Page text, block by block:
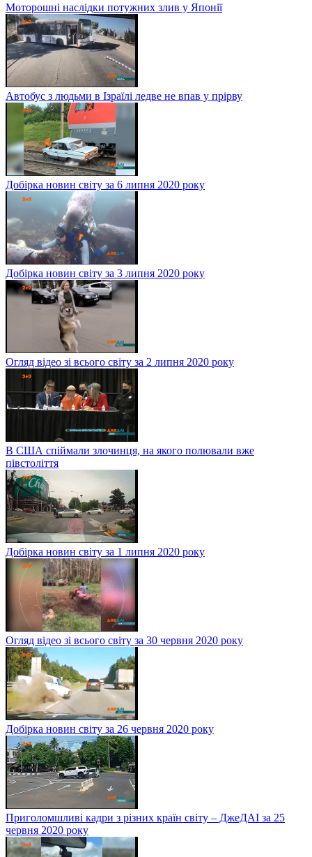
Моторошні наслідки потужних злив у Японії
Автобус з людьми в Ізраїлі ледве не впав у прірву
Добірка новин світу за 6 липня 2020 року
Добірка новин світу за 3 липня 2020 року
Огляд відео зі всього світу за 2 липня 2020 року
В США спіймали злочинця, на якого полювали вже
півстоліття
Добірка новин світу за 1 липня 2020 року
Огляд відео зі всього світу за 30 червня 2020 року
Добірка новин світу за 26 червня 2020 року
Приголомшливі кадри з різних країн світу – ДжеДАІ за 25
червня 2020 року